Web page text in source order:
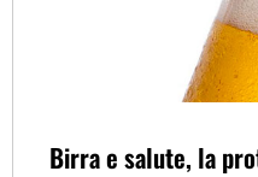
Birra e salute, la